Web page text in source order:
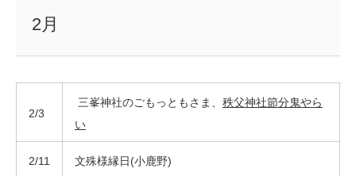
2月
2/3
三峯神社のごもっともさま、 秩父神社節分鬼やら
い
2/11 文殊様縁日(小鹿野)